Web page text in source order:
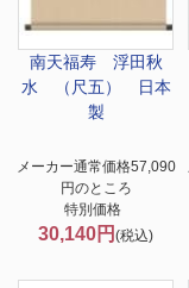
南天福寿 浮田秋
水 （尺五） 日本
製
メーカー通常価格57,090
円のところ
特別価格
30,140円(税込)